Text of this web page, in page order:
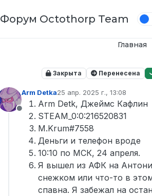
Форум Octothorp Team
Главная
Закрыта Перенесена
Не в сети
Arm Detka25 апр. 2025 г., 13:08
отредактировано
Arm Detk, Джеймс Кафлин
STEAM_0:0:216520831
M.Krum#7558
Деньги и телефон вроде
10:10 по МСК, 24 апреля.
Я вышел из АФК на
снежком или что-то в
спавна. Я забежал на